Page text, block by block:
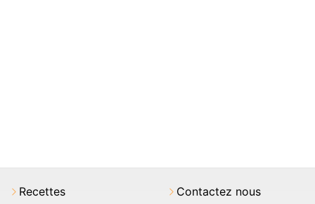
Recettes Contactez nous